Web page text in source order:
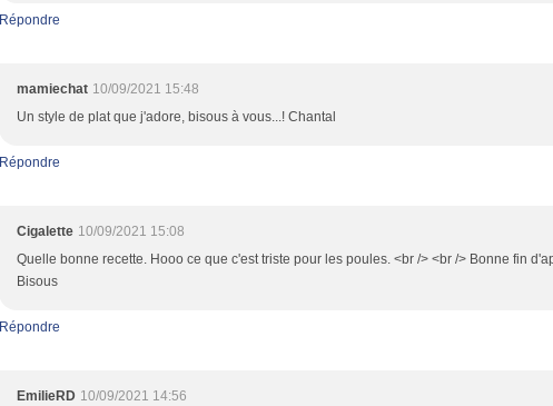
Répondre
mamiechat 10/09/2021 15:48
Un style de plat que j'adore, bisous à vous...! Chantal
Répondre
Cigalette 10/09/2021 15:08
Quelle bonne recette. Hooo ce que c'est triste pour les poules. <br /> <br /> Bonne fin
Bisous
Répondre
EmilieRD 10/09/2021 14:56